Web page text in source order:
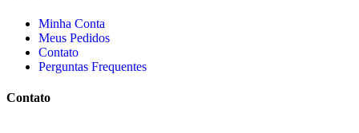
Minha Conta
Meus Pedidos
Contato
Perguntas Frequentes
Contato